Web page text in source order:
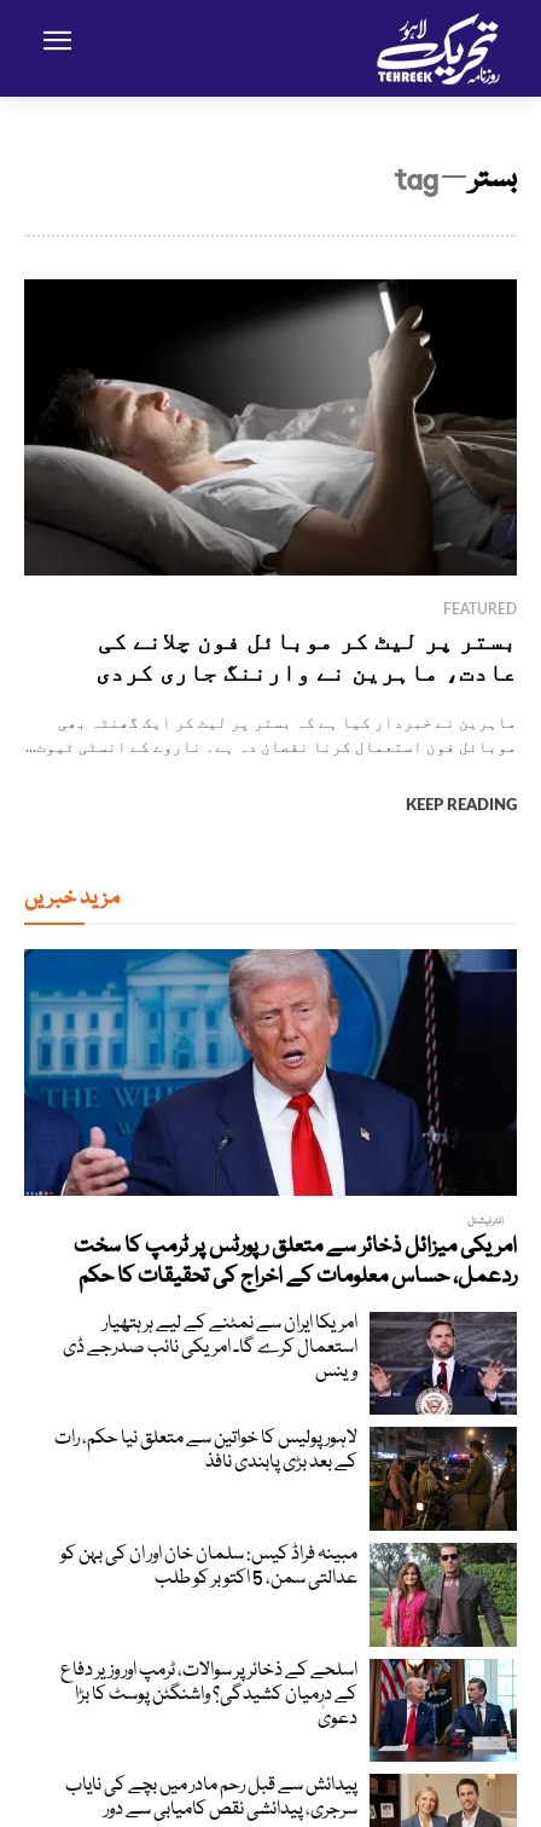
بستر─ tag
FEATURED
بستر پر لیٹ کر موبائل فون چلانے کی
عادت، ماہرین نے وارننگ جاری کردی
ماہرین نے خبردار کیا ہے کہ بستر پر لیٹ کر ایک گھنٹہ بھی
موبائل فون استعمال کرنا نقصان دہ ہے۔ ناروے کے انسٹی ٹیوٹ...
KEEP READING
مزید خبریں
انٹرنیشنل
امریکی میزائل ذخائر سے متعلق رپورٹس پر ٹرمپ کا سخت
ردعمل، حساس معلومات کے اخراج کی تحقیقات کا حکم
امریکا ایران سے نمٹنے کے لیے ہر ہتھیار
استعمال کرے گا۔ امریکی نائب صدرجے ڈی
وینس
لاہور پولیس کا خواتین سے متعلق نیا حکم، رات
کے بعد بڑی پابندی نافذ
مبینہ فراڈ کیس: سلمان خان اور ان کی بہن کو
عدالتی سمن، 5 اکتوبر کو طلب
اسلحے کے ذخائر پر سوالات، ٹرمپ اور وزیر دفاع
کے درمیان کشیدگی؟ واشنگٹن پوسٹ کا بڑا
دعویٰ
پیدائش سے قبل رحم مادر میں بچے کی نایاب
سرجری، پیدائشی نقص کامیابی سے دور